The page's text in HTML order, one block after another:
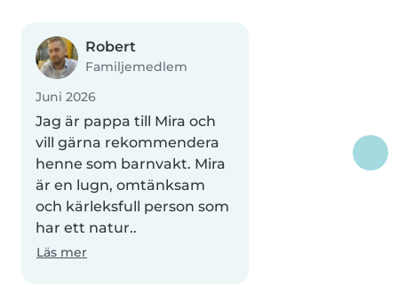
Robert
Familjemedlem
Juni 2026
Jag är pappa till Mira och
vill gärna rekommendera
henne som barnvakt. Mira
är en lugn, omtänksam
och kärleksfull person som
har ett natur..
Läs mer